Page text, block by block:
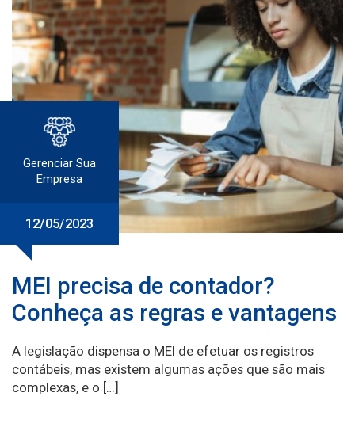
Gerenciar Sua
Empresa
12/05/2023
MEI precisa de contador?
Conheça as regras e vantagens
A legislação dispensa o MEI de efetuar os registros
contábeis, mas existem algumas ações que são mais
complexas, e o […]